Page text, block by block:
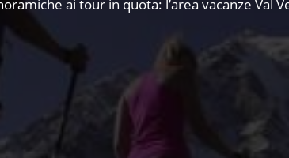
ai tour in quota: l’area vacanze